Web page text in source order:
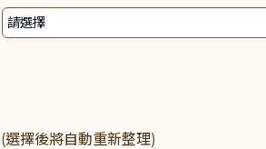
(選擇後將自動重新整理)